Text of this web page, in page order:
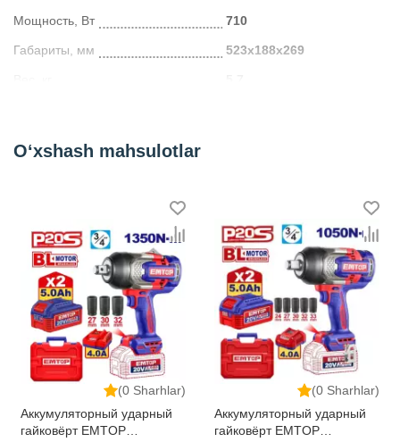
Мощность, Вт 710
Габариты, мм 523x188x269
O‘xshash mahsulotlar
(0 Sharhlar)
Аккумуляторный ударный
гайковёрт EMTOP
(0 Sharhlar)
Аккумуляторный ударный
гайковёрт EMTOP